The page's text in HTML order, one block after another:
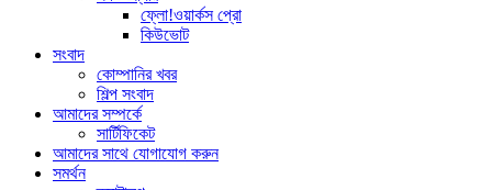
ফ্লো!ওয়ার্কস প্রো
কিউভোট
সংবাদ
কোম্পানির খবর
শিল্প সংবাদ
আমাদের সম্পর্কে
সার্টিফিকেট
আমাদের সাথে যোগাযোগ করুন
সমর্থন